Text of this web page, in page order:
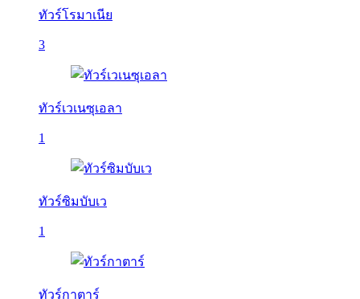
ทัวร์โรมาเนีย
3
ทัวร์เวเนซุเอลา
1
ทัวร์ซิมบับเว
1
ทัวร์กาตาร์